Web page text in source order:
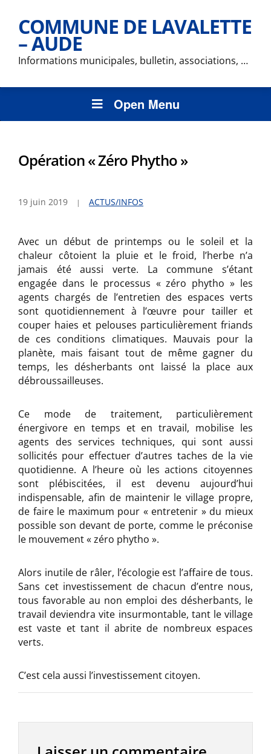
COMMUNE DE LAVALETTE
– AUDE
Informations municipales, bulletin, associations, …
Open Menu
Opération « Zéro Phytho »
19 juin 2019 ACTUS/INFOS
Avec un début de printemps ou le soleil et la
chaleur côtoient la pluie et le froid, l’herbe n’a
jamais été aussi verte. La commune s’étant
engagée dans le processus « zéro phytho » les
agents chargés de l’entretien des espaces verts
sont quotidiennement à l’œuvre pour tailler et
couper haies et pelouses particulièrement friands
de ces conditions climatiques. Mauvais pour la
planète, mais faisant tout de même gagner du
temps, les désherbants ont laissé la place aux
débroussailleuses.
Ce mode de traitement, particulièrement
énergivore en temps et en travail, mobilise les
agents des services techniques, qui sont aussi
sollicités pour effectuer d’autres taches de la vie
quotidienne. A l’heure où les actions citoyennes
sont plébiscitées, il est devenu aujourd’hui
indispensable, afin de maintenir le village propre,
de faire le maximum pour « entretenir » du mieux
possible son devant de porte, comme le préconise
le mouvement « zéro phytho ».
Alors inutile de râler, l’écologie est l’affaire de tous.
Sans cet investissement de chacun d’entre nous,
tous favorable au non emploi des désherbants, le
travail deviendra vite insurmontable, tant le village
est vaste et tant il abrite de nombreux espaces
verts.
C’est cela aussi l’investissement citoyen.